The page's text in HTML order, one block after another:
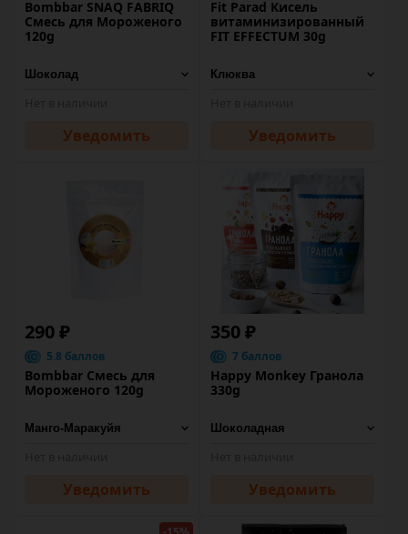
Bombbar SNAQ FABRIQ
Смесь для Мороженого
120g
Уведомить
Fit Parad Кисель
витаминизированный
FIT EFFECTUM 30g
Уведомить
290 ₽
5.8 баллов
Bombbar Смесь для
Мороженого 120g
Уведомить
350 ₽
7 баллов
Happy Monkey Гранола
330g
Уведомить